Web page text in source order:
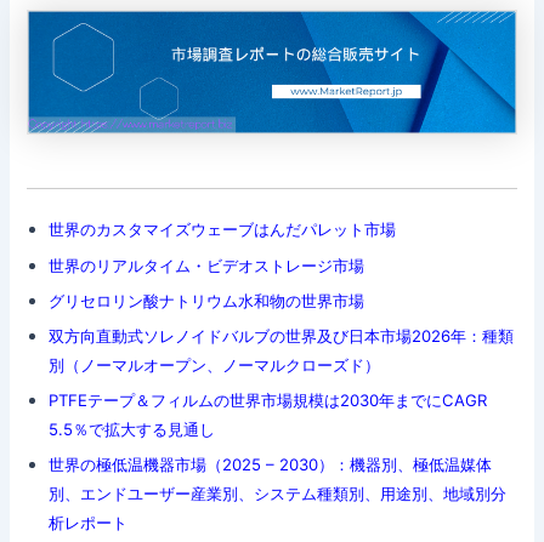
世界のカスタマイズウェーブはんだパレット市場
世界のリアルタイム・ビデオストレージ市場
グリセロリン酸ナトリウム水和物の世界市場
双方向直動式ソレノイドバルブの世界及び日本市場2026年：種類
別（ノーマルオープン、ノーマルクローズド）
PTFEテープ＆フィルムの世界市場規模は2030年までにCAGR
5.5％で拡大する見通し
世界の極低温機器市場（2025 – 2030）：機器別、極低温媒体
別、エンドユーザー産業別、システム種類別、用途別、地域別分
析レポート